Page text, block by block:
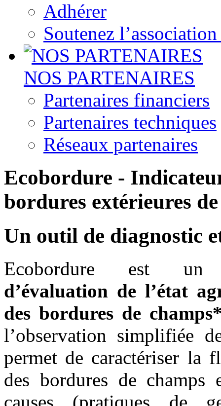
Adhérer
Soutenez
NOS PARTENAIRES
Partenaires financiers
Partenaires techniques
Réseaux partenaires
Ecobordure -
bordures extérieures
Un outil de diagnostic
Ecobordure est
d’évaluation de l’état
des bordures de
l’observation simplifiée
permet de caractériser la
des bordures de
causes (pratiques de